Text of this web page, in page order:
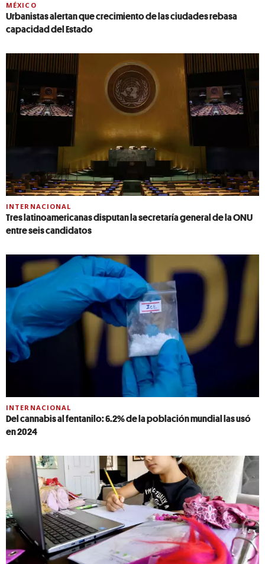
MÉXICO
Urbanistas alertan que crecimiento de las ciudades rebasa
capacidad del Estado
INTERNACIONAL
Tres latinoamericanas disputan la secretaría general de la ONU
entre seis candidatos
INTERNACIONAL
Del cannabis al fentanilo: 6.2% de la población mundial las usó
en 2024